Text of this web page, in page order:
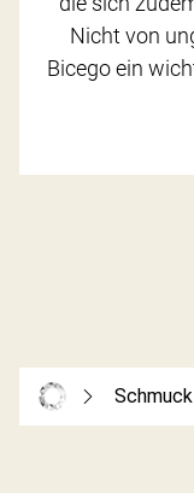
Nicht von
Bicego ein
Schmuck